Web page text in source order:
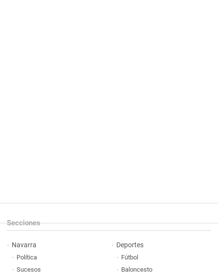
Secciones
Navarra
Política
Sucesos
Deportes
Fútbol
Baloncesto